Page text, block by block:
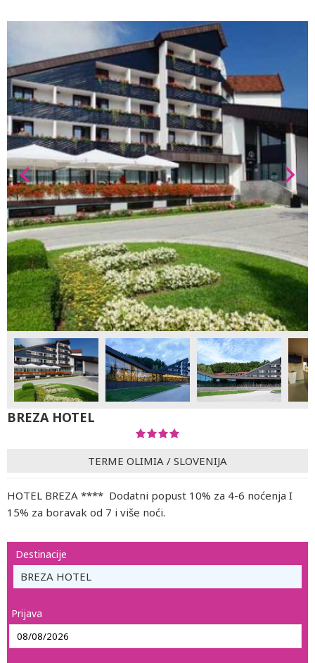
BREZA HOTEL
TERME OLIMIA / SLOVENIJA
HOTEL BREZA **** Dodatni popust 10% za 4-6 noćenja I
15% za boravak od 7 i više noći.
Destinacije
BREZA HOTEL
Prijava